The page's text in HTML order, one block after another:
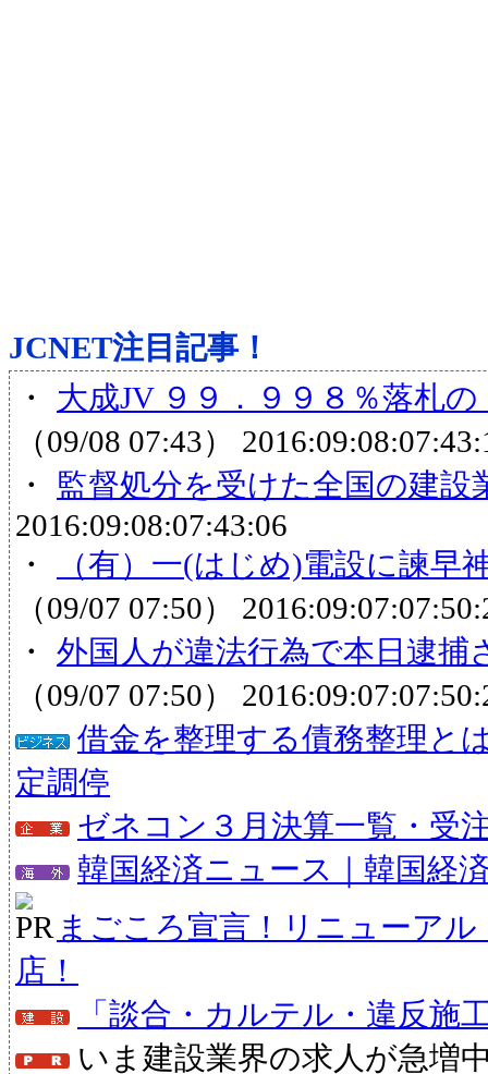
JCNET注目記事！
・
大成JV ９９．９９８％落札
（09/08 07:43）
・
監督処分を受けた全国の建
2016:09:08:07:43:06
・
（有）一(はじめ)電設に諫早
（09/07 07:50）
・ 外国人が違法行為で本日逮
（09/07 07:50）
借金を整理する債務整理と
定調停
ゼネコン３月決算一覧・受
韓国経済ニュース｜韓国経
まごころ宣言！リニューア
店！
「談合・カルテル・違反施
いま建設業界の求人が急増